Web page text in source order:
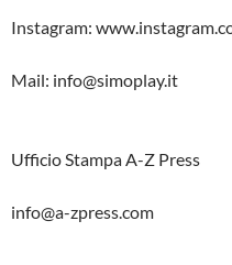
Instagram:
Mail: info@simoplay.it
Ufficio Stampa A-Z Press
info@a-zpress.com